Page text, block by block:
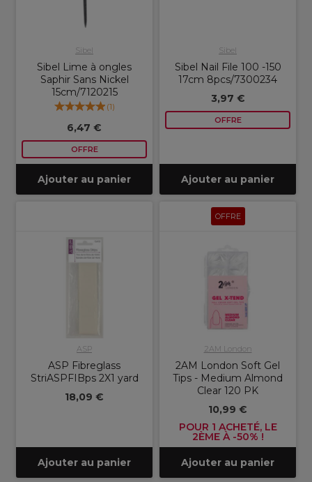
Sibel
Sibel Lime à ongles
Saphir Sans Nickel
15cm/7120215
(1)
6,47 €
OFFRE
Ajouter au panier
Sibel
Sibel Nail File 100 -150
17cm 8pcs/7300234
3,97 €
OFFRE
Ajouter au panier
ASP
ASP Fibreglass
StriASPFIBps 2X1 yard
18,09 €
Ajouter au panier
OFFRE
2AM London
2AM London Soft Gel
Tips - Medium Almond
Clear 120 PK
10,99 €
POUR 1 ACHETÉ, LE
2ÈME À -50% !
Ajouter au panier